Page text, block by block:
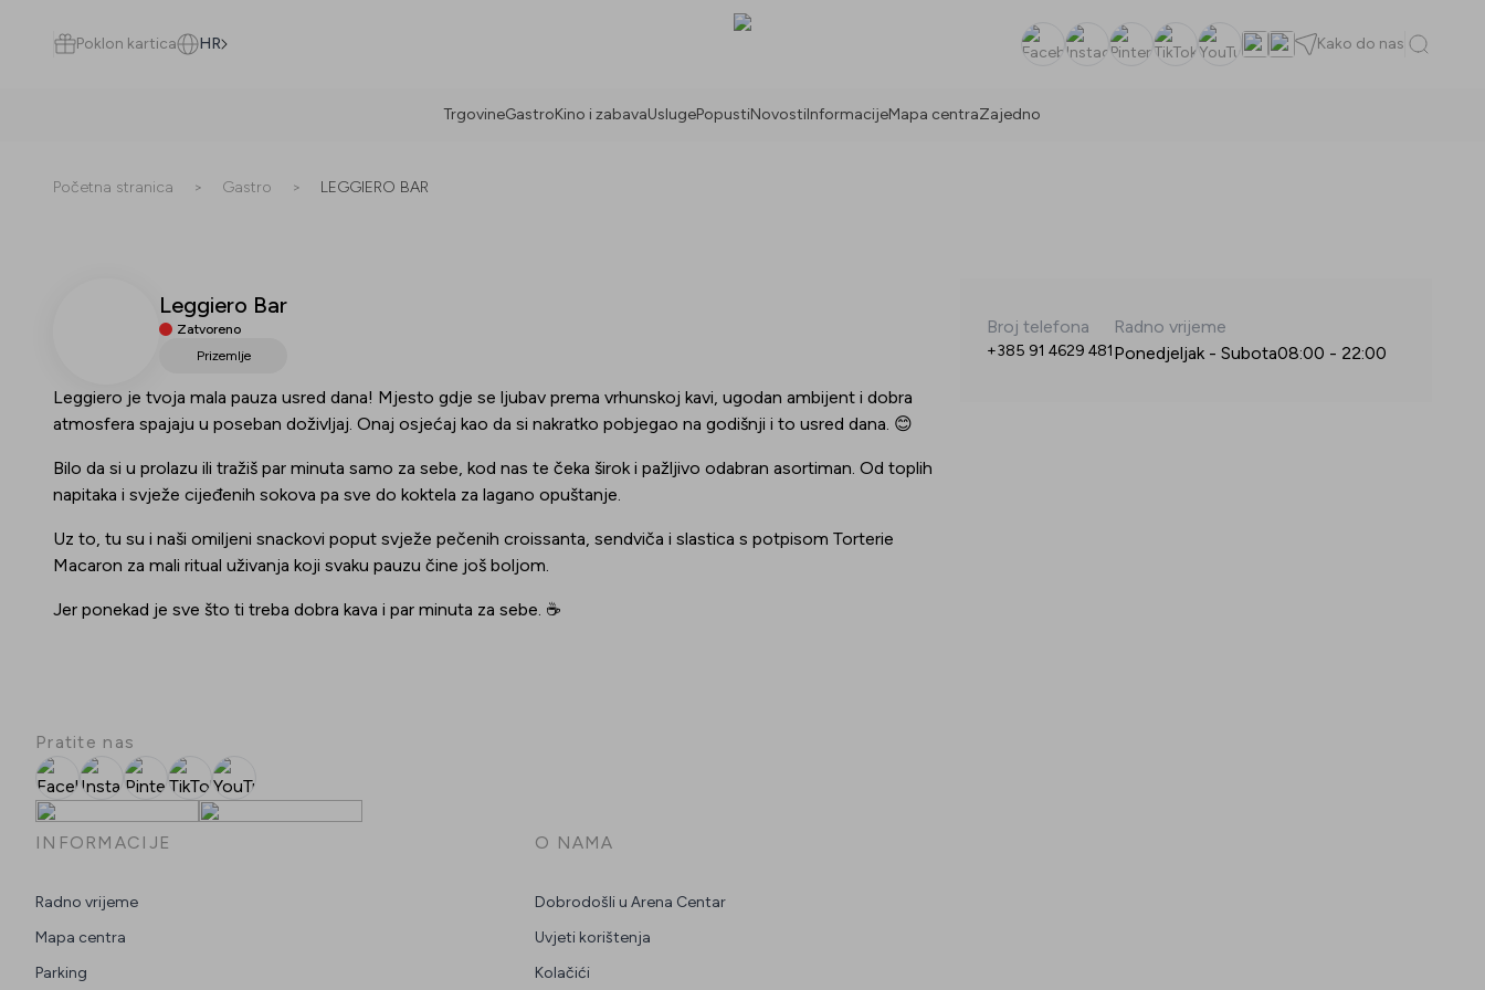
0) Popusti (0 ) Događanja
Trgovine
Događanja
Poklon kartica HR FacebookInstagramPinterestTikTokYouTube Kako do nas
TrgovineGastroKino i zabavaUslugePopustiNovostiInformacijeMapa centraZajedno
Početna stranica > Gastro > LEGGIERO BAR
Leggiero Bar
Zatvoreno
Prizemlje
Leggiero je tvoja mala pauza usred dana! Mjesto gdje se ljubav prema vrhunskoj kavi, ugodan ambijent i dobra
atmosfera spajaju u poseban doživljaj. Onaj osjećaj kao da si nakratko pobjegao na godišnji i to usred dana. 😊
Bilo da si u prolazu ili tražiš par minuta samo za sebe, kod nas te čeka širok i pažljivo odabran asortiman. Od toplih
napitaka i svježe cijeđenih sokova pa sve do koktela za lagano opuštanje.
Uz to, tu su i naši omiljeni snackovi poput svježe pečenih croissanta, sendviča i slastica s potpisom Torterie
Macaron za mali ritual uživanja koji svaku pauzu čine još boljom.
Jer ponekad je sve što ti treba dobra kava i par minuta za sebe. ☕
Broj telefona
+385 91 4629 481
Radno vrijeme
Ponedjeljak - Subota08:00 - 22:00
Pratite nas
FacebookInstagramPinterest
TikTokYouTube
INFORMACIJE
Radno vrijeme
Mapa centra
Parking
O NAMA
Dobrodošli u Arena Centar
Uvjeti korištenja
Kolačići